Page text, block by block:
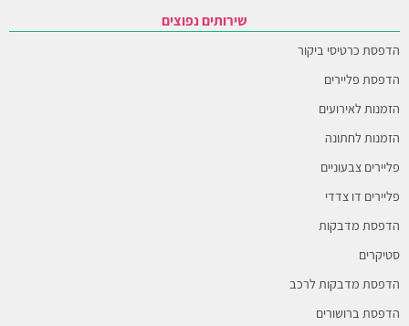
שירותים נפוצים
הדפסת כרטיסי ביקור
הדפסת פליירים
הזמנות לאירועים
הזמנות לחתונה
פליירים צבעוניים
פליירים דו צדדי
הדפסת מדבקות
סטיקרים
הדפסת מדבקות לרכב
הדפסת ברושורים